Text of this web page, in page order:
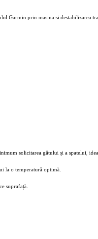
prin masina si destabilizarea
solicitarea gâtului și a spatelui,
la o temperatură optimă.
suprafață.